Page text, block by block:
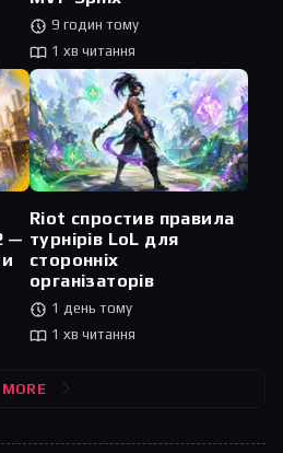
9 годин тому
1 хв читання
—
Riot спростив правила
турнірів LoL для
сторонніх
організаторів
1 день тому
1 хв читання
MORE